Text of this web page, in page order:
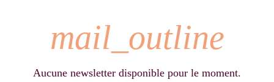
mail_outline
Aucune newsletter disponible pour le moment.